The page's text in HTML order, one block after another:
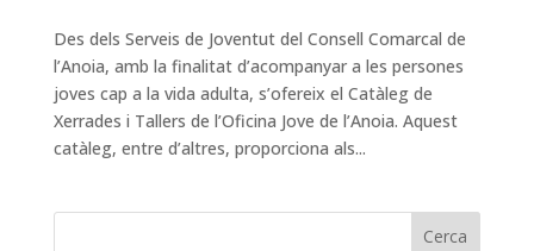
Des dels Serveis de Joventut del Consell Comarcal de
l’Anoia, amb la finalitat d’acompanyar a les persones
joves cap a la vida adulta, s’ofereix el Catàleg de
Xerrades i Tallers de l’Oficina Jove de l’Anoia. Aquest
catàleg, entre d’altres, proporciona als...
Cerca